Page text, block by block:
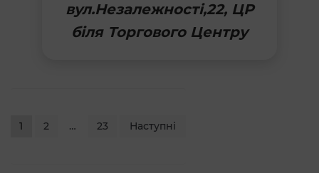
вул.Незалежності,22, ЦР
біля Торгового Центру
Навігація
1 2 … 23 Наступні